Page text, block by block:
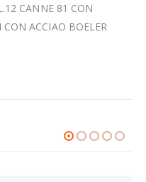
CANNE 81 CON
ACCIAO BOELER